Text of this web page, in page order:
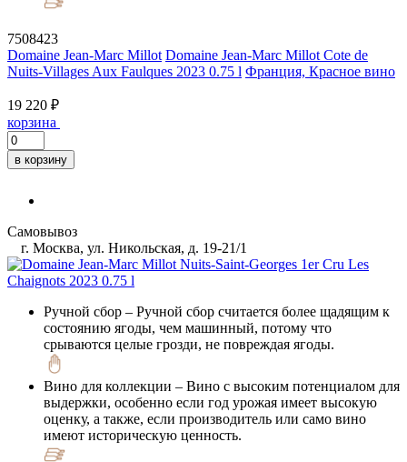
7508423
Domaine Jean-Marc Millot Domaine Jean-Marc Millot Cote de
Nuits-Villages Aux Faulques 2023 0.75 l Франция, Красное вино
19 220 ₽
корзина
в корзину
Самовывоз
г. Москва, ул. Никольская, д. 19-21/1
Ручной сбор – Ручной сбор считается более щадящим к
состоянию ягоды, чем машинный, потому что
срываются целые грозди, не повреждая ягоды.
Вино для коллекции – Вино с высоким потенциалом для
выдержки, особенно если год урожая имеет высокую
оценку, а также, если производитель или само вино
имеют историческую ценность.